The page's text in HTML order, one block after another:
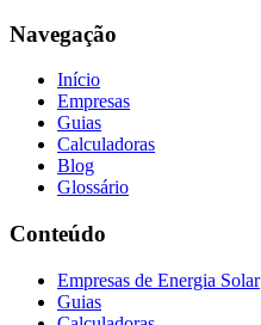
Navegação
Início
Empresas
Guias
Calculadoras
Blog
Glossário
Conteúdo
Empresas de Energia Solar
Guias